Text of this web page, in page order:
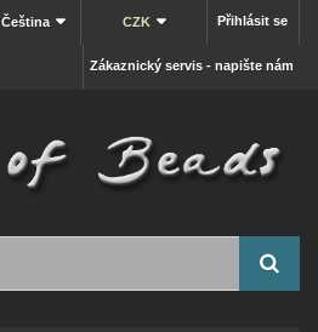
Přihlásit se
CZK
Čeština
Zákaznický servis - napište nám